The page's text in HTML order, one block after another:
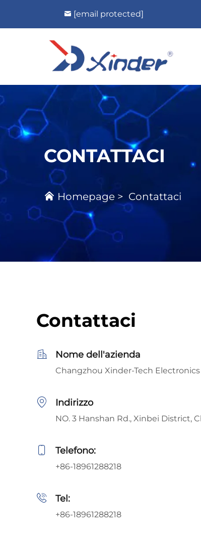
[email protected]
CONTATTACI
Homepage > Contattaci
Contattaci
Nome dell'azienda
Changzhou Xinder-Tech Electronics
Indirizzo
NO. 3 Hanshan Rd., Xinbei District,
Telefono:
+86-18961288218
Tel:
+86-18961288218